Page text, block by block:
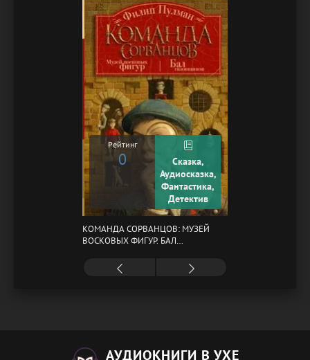
Рейтинг
0
Сказка,
Аудиосказка,
Фантастика,
Детектив
КОМАНДА СОРВАНЦОВ: МУЗЕЙ
ВОСКОВЫХ ФИГУР. БАЛ
АУДИОКНИГИ В УХЕ